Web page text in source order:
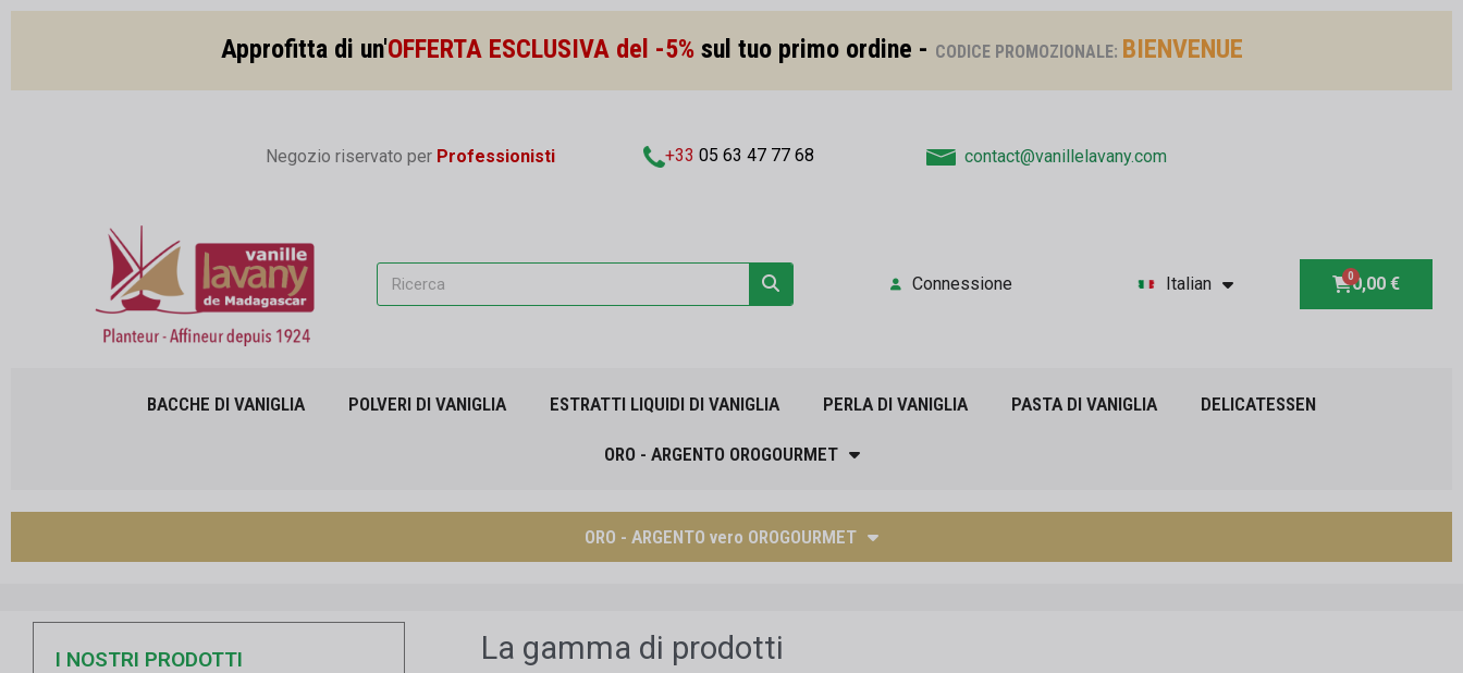
Approfitta di un'OFFERTA ESCLUSIVA del -5%sul tuo primo ordine - CODICE PROMOZIONALE: BIENVENUE
Negozio riservato per Professionisti +33 05 63 47 77 68 contact@vanillelavany.com
Connessione Italian 0,00 €
BACCHE DI VANIGLIA POLVERI DI VANIGLIA ESTRATTI LIQUIDI DI VANIGLIA PERLA DI VANIGLIA PASTA DI VANIGLIA DELICATESSEN
ORO - ARGENTO OROGOURMET
ORO - ARGENTO vero OROGOURMET
I NOSTRI PRODOTTI La gamma di prodotti